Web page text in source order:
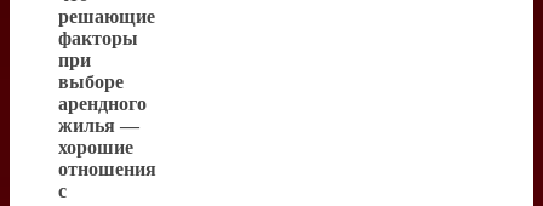
решающие
факторы
при
выборе
арендного
жилья —
хорошие
отношения
с